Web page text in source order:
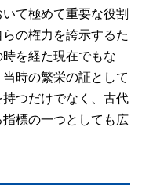
て極めて重要な役割
の権力を誇示するた
を経た現在でもな
時の繁栄の証として
つだけでなく、古代
標の一つとしても広